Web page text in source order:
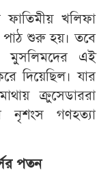
খলিফা
পাঠ শুরু হয়। তবে
মুসলিমদের এই
দিয়েছিল। যার
ক্রুসেডাররা
নৃশংস গণহত্যা
পতন